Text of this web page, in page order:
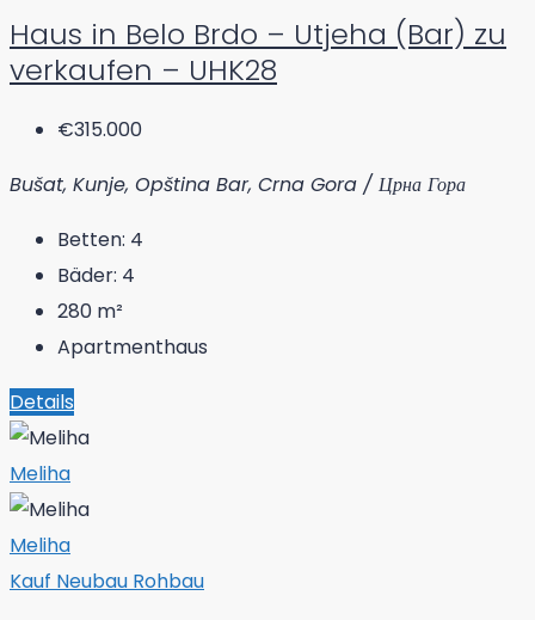
Haus in Belo Brdo – Utjeha (Bar) zu
verkaufen – UHK28
€315.000
Bušat, Kunje, Opština Bar, Crna Gora / Црна Гора
Betten: 4
Bäder: 4
280 m²
Apartmenthaus
Details
Meliha
Meliha
Kauf Neubau Rohbau